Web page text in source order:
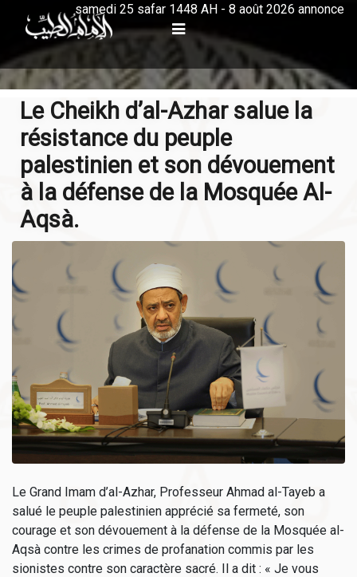
samedi 25 safar 1448 AH - 8 août 2026 annonce
Le Cheikh d’al-Azhar salue la
résistance du peuple
palestinien et son dévouement
à la défense de la Mosquée Al-
Aqsà.
Le Grand Imam d’al-Azhar, Professeur Ahmad al-Tayeb a
salué le peuple palestinien apprécié sa fermeté, son
courage et son dévouement à la défense de la Mosquée al-
Aqsà contre les crimes de profanation commis par les
sionistes contre son caractère sacré. Il a dit : « Je vous